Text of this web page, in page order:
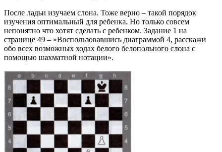
После ладьи изучаем слона. Тоже верно – такой порядок
изучения оптимальный для ребенка. Но только совсем
непонятно что хотят сделать с ребенком. Задание 1 на
странице 49 – «Воспользовавшись диаграммой 4, расскажи
обо всех возможных ходах белого белопольного слона с
помощью шахматной нотации».